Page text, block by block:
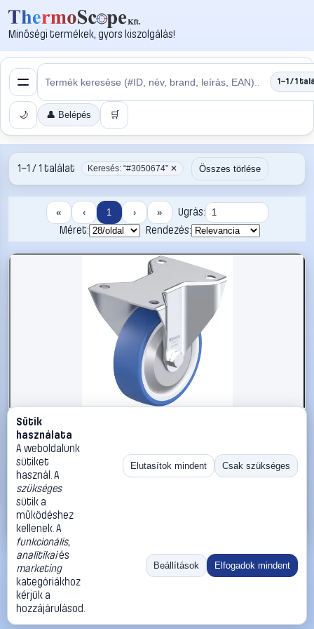
Minőségi termékek, gyors kiszolgálás!
1–1 / 1
🌙 👤 Belépés 🛒
1–1 / 1 találat Keresés: “#3050674” ✕ Összes törlése
« ‹ 1 › »
Ugrás:
Méret:
Rendezés:
#3050674
Blickle 936307 BK-POTHS 125G-3-FA Acéllemez rögzített
görgő KerékØ: 125 mm Teherbírás (max.): 275 kg 1 db
Blickle Görgők, kerekek
29 990 Ft
Kosárba
«
Ugrás:
Méret:
Rendezés:
©2026
ThermoScope
ÁSZF
Cégbemutató
Sütik
használata
A weboldalunk
sütiket
használ. A
szükséges
sütik a
működéshez
kellenek. A
funkcionális,
analitikaiés
marketing
kategóriákhoz
kérjük a
hozzájárulásod.
Elutasítok mindent Csak szükséges
Beállítások Elfogadok mindent